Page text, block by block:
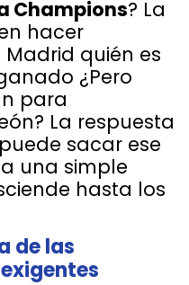
Champions? La
hacer
quién es
¿Pero
para
La respuesta
sacar ese
una simple
hasta los
de las